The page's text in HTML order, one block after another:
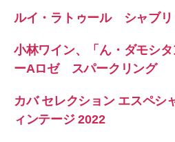
ルイ・ラトゥール シャブ
小林ワイン、「ん・ダモシ
ーAロゼ スパークリング
カバ セレクション エスペシ
ィンテージ 2022